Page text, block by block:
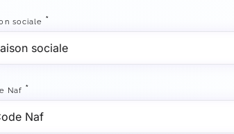
sociale *
Naf *